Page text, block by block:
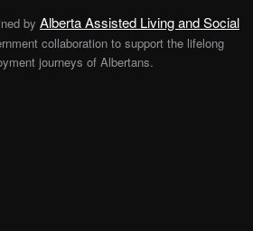
by Alberta Assisted Living and Social
collaboration to support the lifelong
journeys of Albertans.